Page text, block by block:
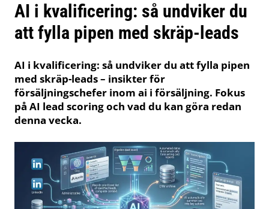
AI i kvalificering: så undviker du
att fylla pipen med skräp-leads
AI i kvalificering: så undviker du att fylla pipen
med skräp-leads – insikter för
försäljningschefer inom ai i försäljning. Fokus
på AI lead scoring och vad du kan göra redan
denna vecka.